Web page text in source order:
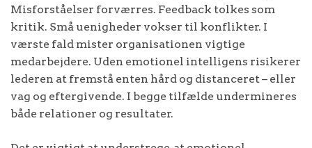
Misforståelser forværres. Feedback tolkes som
kritik. Små uenigheder vokser til konflikter. I
værste fald mister organisationen vigtige
medarbejdere. Uden emotionel intelligens risikerer
lederen at fremstå enten hård og distanceret – eller
vag og eftergivende. I begge tilfælde undermineres
både relationer og resultater.